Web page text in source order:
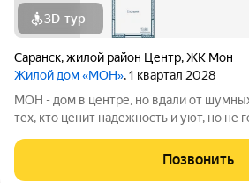
3D-тур
Саранск,жилой район Центр,ЖК Мон
Жилой дом «МОН», 1 квартал 2028
МОН - дом в центре, но вдали от
тех, кто ценит надежность и уют, но не
28Б Застройщик: ООО СЗ ВЕЛОДРОМ,
ИНН 1300012344
Позвонить